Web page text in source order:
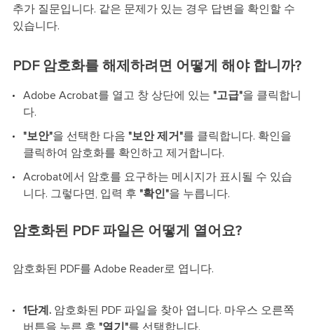
추가 질문입니다. 같은 문제가 있는 경우 답변을 확인할 수
있습니다.
PDF 암호화를 해제하려면 어떻게 해야 합니까?
Adobe Acrobat를 열고 창 상단에 있는 "고급"을 클릭합니
다.
"보안"을 선택한 다음 "보안 제거"를 클릭합니다. 확인을
클릭하여 암호화를 확인하고 제거합니다.
Acrobat에서 암호를 요구하는 메시지가 표시될 수 있습
니다. 그렇다면, 입력 후 "확인"을 누릅니다.
암호화된 PDF 파일은 어떻게 열어요?
암호화된 PDF를 Adobe Reader로 엽니다.
1단계. 암호화된 PDF 파일을 찾아 엽니다. 마우스 오른쪽
버튼을 누른 후 "열기"를 선택합니다.